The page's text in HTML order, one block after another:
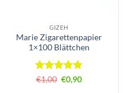
GIZEH
Marie Zigarettenpapier
1×100 Blättchen
Bewertet
€1,00 Ursprünglicher
Preis
€0,90Aktueller